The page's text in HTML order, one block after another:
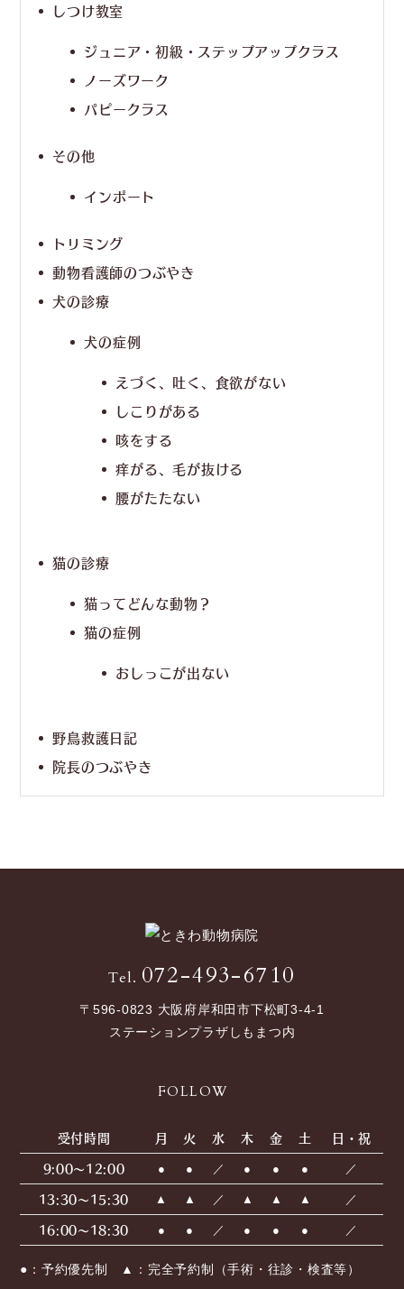
しつけ教室
ジュニア・初級・ステップアップクラス
ノーズワーク
パピークラス
その他
インポート
トリミング
動物看護師のつぶやき
犬の診療
犬の症例
えづく、吐く、食欲がない
しこりがある
咳をする
痒がる、毛が抜ける
腰がたたない
猫の診療
猫ってどんな動物？
猫の症例
おしっこが出ない
野鳥救護日記
院長のつぶやき
Tel. 072-493-6710
〒596-0823 大阪府岸和田市下松町3-4-1
ステーションプラザしもまつ内
FOLLOW
受付時間 月 火 水 木 金 土 日・祝
9:00〜12:00 ● ● ／ ● ● ● ／
13:30〜15:30 ▲ ▲ ／ ▲ ▲ ▲ ／
16:00〜18:30 ● ● ／ ● ● ● ／
●：予約優先制 ▲：完全予約制（手術・往診・検査等）